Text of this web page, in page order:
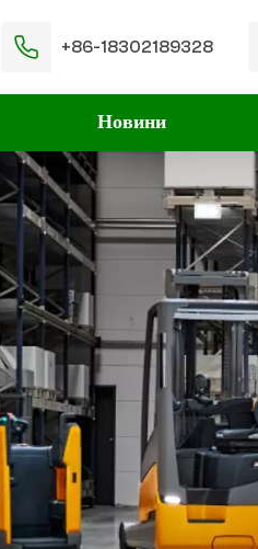
+86-18302189328
Новини